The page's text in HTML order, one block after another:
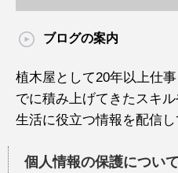
ブログの案内
植木屋として20年以上仕
でに積み上げてきたスキ
生活に役立つ情報を配信し
個人情報の保護について